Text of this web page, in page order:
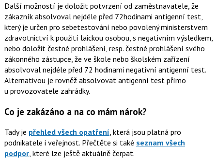
Další možností je doložit potvrzení od zaměstnavatele, že
zákazník absolvoval nejdéle před 72hodinami antigenní test,
který je určen pro sebetestování nebo povolený ministerstvem
zdravotnictví k použití laickou osobou, s negativním výsledkem,
nebo doložit čestné prohlášení, resp. čestné prohlášení svého
zákonného zástupce, že ve škole nebo školském zařízení
absolvoval nejdéle před 72 hodinami negativní antigenní test.
Alternativou je rovněž absolvovat antigenní test přímo
u provozovatele zahrádky.
Co je zakázáno a na co mám nárok?
Tady je přehled všech opatření, která jsou platná pro
podnikatele i veřejnost. Přečtěte si také seznam všech
podpor, které lze ještě aktuálně čerpat.